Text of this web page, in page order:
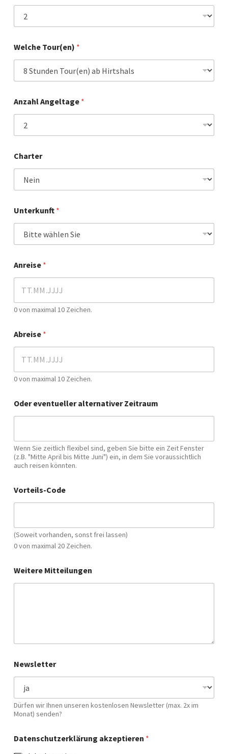
Welche Tour(en) *
Anzahl Angeltage *
Charter
Unterkunft *
Anreise *
0 von maximal 10 Zeichen.
Abreise *
0 von maximal 10 Zeichen.
Oder eventueller alternativer Zeitraum
Wenn Sie zeitlich flexibel sind, geben Sie bitte ein Zeit Fenster
(z.B. "Mitte April bis Mitte Juni") ein, in dem Sie voraussichtlich
auch reisen könnten.
Vorteils-Code
(Soweit vorhanden, sonst frei lassen)
0 von maximal 20 Zeichen.
Weitere Mitteilungen
Newsletter
Dürfen wir Ihnen unseren kostenlosen Newsletter (max. 2x im
Monat) senden?
Datenschutzerklärung akzeptieren *